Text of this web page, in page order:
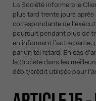
La Société informera le
plus tard trente jours
correspondante de
poursuit pendant plus de
en informant l’autre
par un tel retard. En cas
la Société dans les
débit/crédit utilisée pour